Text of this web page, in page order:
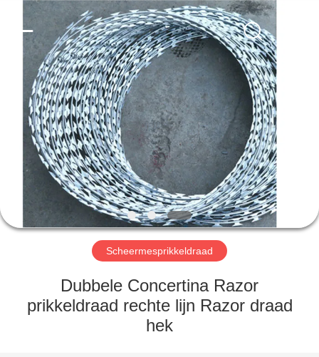
THUIS
PRODUCTEN
OVER
ONS
FABRIEKSTOCHT
KWALITEITSCONTROLE
NEEM
Reserved.
Scheermesprikkeldraad
Dubbele Concertina Razor
prikkeldraad rechte lijn Razor draad
hek